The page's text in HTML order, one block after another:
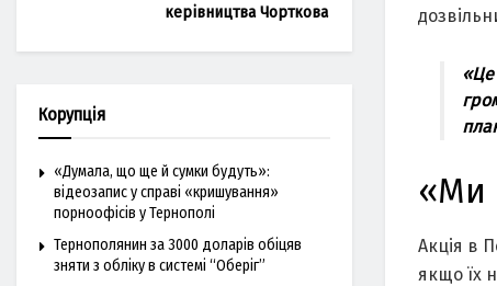
«Ми
Акція в
якщо їх
керівництва Чорткова
Корупція
«Думала, що ще й сумки будуть»:
відеозапис у справі «кришування»
порноофісів у Тернополі
Тернополянин за 3000 доларів обіцяв
зняти з обліку в системі “Оберіг”